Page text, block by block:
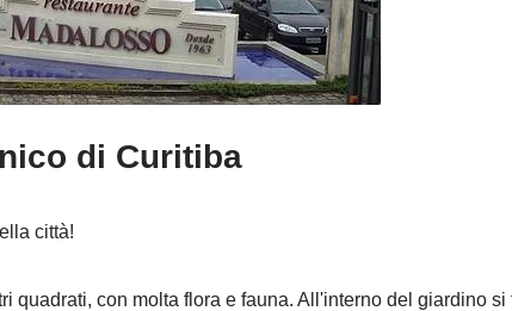
di Curitiba
città!
quadrati, con molta flora e fauna. All'interno del giardino